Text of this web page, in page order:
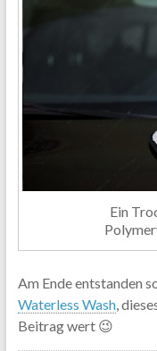
Ein
Am Ende entstanden
Waterless Wash,
Beitrag wert 😉